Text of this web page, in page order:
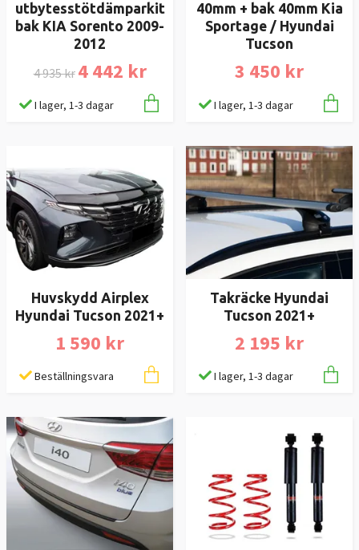
utbytesstötdämparkit
bak KIA Sorento 2009-
2012
4 935 kr 4 442 kr
I lager, 1-3 dagar
40mm + bak 40mm Kia
Sportage / Hyundai
Tucson
3 450 kr
I lager, 1-3 dagar
Huvskydd Airplex
Hyundai Tucson 2021+
1 590 kr
Beställningsvara
Takräcke Hyundai
Tucson 2021+
2 195 kr
I lager, 1-3 dagar